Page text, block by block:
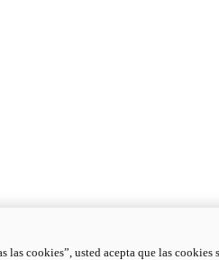
las cookies”, usted acepta que las cookies